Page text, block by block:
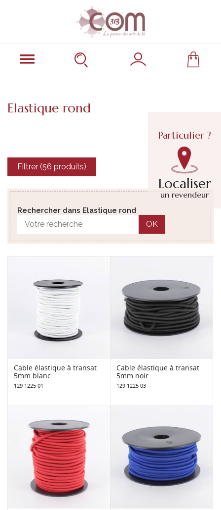
Particulier ?
Localiser
un revendeur
Elastique rond
Filtrer (56 produits)
Rechercher dans Elastique rond
OK
Cable élastique à transat
5mm blanc
129 1225 01
Cable élastique à transat
5mm noir
129 1225 03